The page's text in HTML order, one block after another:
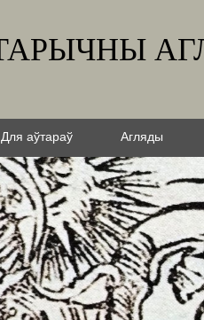
Для аўтараў Агляды